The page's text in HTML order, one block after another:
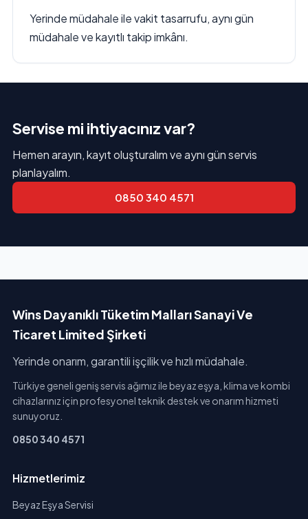
Yerinde müdahale ile vakit tasarrufu, aynı gün
müdahale ve kayıtlı takip imkânı.
Servise mi ihtiyacınız var?
Hemen arayın, kayıt oluşturalım ve aynı gün servis
planlayalım.
0850 340 4571
Wins Dayanıklı Tüketim Malları Sanayi Ve
Ticaret Limited Şirketi
Yerinde onarım, garantili işçilik ve hızlı müdahale.
Türkiye geneli geniş servis ağımız ile beyaz eşya, klima ve kombi
cihazlarınız için profesyonel teknik destek ve onarım hizmeti
sunuyoruz.
0850 340 4571
Hizmetlerimiz
Beyaz Eşya Servisi